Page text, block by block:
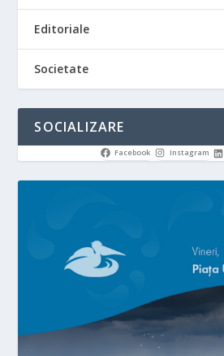
Editoriale
Societate
SOCIALIZARE
Facebook Instagram